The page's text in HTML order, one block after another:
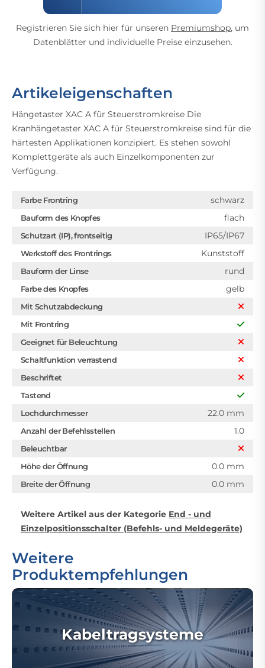
Registrieren Sie sich hier für unseren Premiumshop, um
Datenblätter und individuelle Preise einzusehen.
Artikeleigenschaften
Hängetaster XAC A für Steuerstromkreise Die
Kranhängetaster XAC A für Steuerstromkreise sind für die
härtesten Applikationen konzipiert. Es stehen sowohl
Komplettgeräte als auch Einzelkomponenten zur
Verfügung.
Farbe Frontring schwarz
Bauform des Knopfes flach
Schutzart (IP), frontseitig IP65/IP67
Werkstoff des Frontrings Kunststoff
Bauform der Linse rund
Farbe des Knopfes gelb
Mit Schutzabdeckung
Mit Frontring
Geeignet für Beleuchtung
Schaltfunktion verrastend
Beschriftet
Tastend
Lochdurchmesser
22.0 mm
Anzahl der Befehlsstellen 1.0
Beleuchtbar
Höhe der Öffnung
0.0 mm
Breite der Öffnung 0.0 mm
Weitere Artikel aus der Kategorie End - und
Einzelpositionsschalter (Befehls- und Meldegeräte)
Weitere
Produktempfehlungen
Kabeltragsysteme